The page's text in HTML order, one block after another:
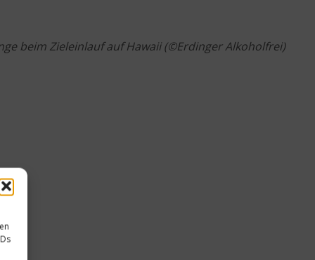
beim Zieleinlauf auf Hawaii (©Erdinger Alkoholfrei)